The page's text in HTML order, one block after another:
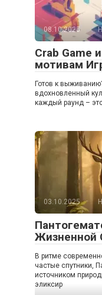
08.10.2025
Crab Game
мотивам
Готов к
вдохновленный
каждый раунд –
03.10.2025
Жизненной
В ритме
частые спутники,
источником
эликсир